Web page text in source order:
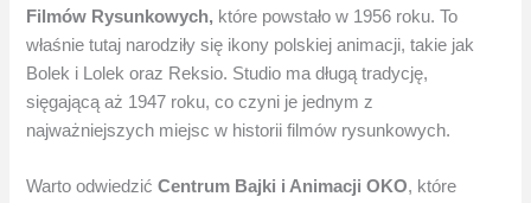
Filmów Rysunkowych, które powstało w 1956 roku. To
właśnie tutaj narodziły się ikony polskiej animacji, takie jak
Bolek i Lolek oraz Reksio. Studio ma długą tradycję,
sięgającą aż 1947 roku, co czyni je jednym z
najważniejszych miejsc w historii filmów rysunkowych.
Warto odwiedzićCentrum Bajki i Animacji OKO, które